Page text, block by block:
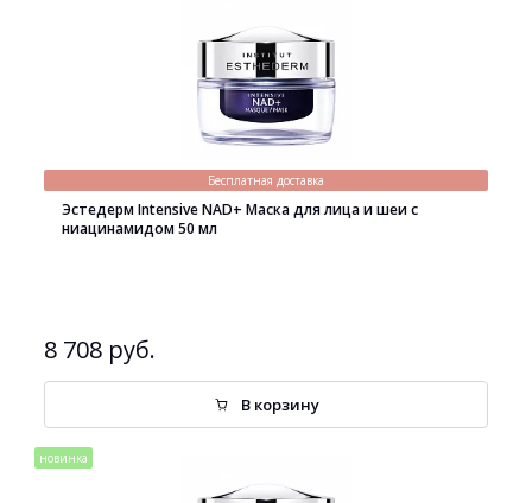
Бесплатная доставка
Эстедерм Intensive NAD+ Маска для лица и шеи с
ниацинамидом 50 мл
8 708 руб.
В корзину
новинка